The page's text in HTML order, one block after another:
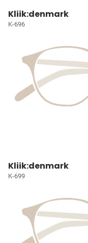
Kliik:denmark
K-696
Kliik:denmark
K-699